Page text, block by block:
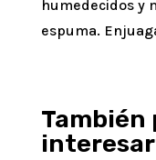
humedecidos y
espuma.
También